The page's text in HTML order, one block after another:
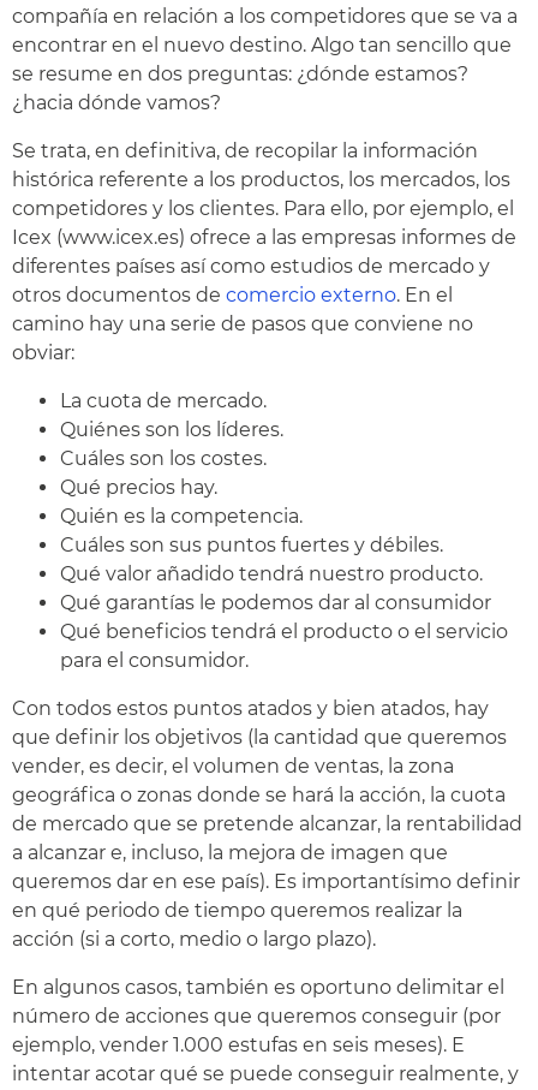
compañía en relación a los competidores que se va a
encontrar en el nuevo destino. Algo tan sencillo que
se resume en dos preguntas: ¿dónde estamos?
¿hacia dónde vamos?
Se trata, en definitiva, de recopilar la información
histórica referente a los productos, los mercados, los
competidores y los clientes. Para ello, por ejemplo, el
Icex (www.icex.es) ofrece a las empresas informes de
diferentes países así como estudios de mercado y
otros documentos de comercio externo. En el
camino hay una serie de pasos que conviene no
obviar:
La cuota de mercado.
Quiénes son los líderes.
Cuáles son los costes.
Qué precios hay.
Quién es la competencia.
Cuáles son sus puntos fuertes y débiles.
Qué valor añadido tendrá nuestro producto.
Qué garantías le podemos dar al consumidor
Qué beneficios tendrá el producto o el servicio
para el consumidor.
Con todos estos puntos atados y bien atados, hay
que definir los objetivos (la cantidad que queremos
vender, es decir, el volumen de ventas, la zona
geográfica o zonas donde se hará la acción, la cuota
de mercado que se pretende alcanzar, la rentabilidad
a alcanzar e, incluso, la mejora de imagen que
queremos dar en ese país). Es importantísimo definir
en qué periodo de tiempo queremos realizar la
acción (si a corto, medio o largo plazo).
En algunos casos, también es oportuno delimitar el
número de acciones que queremos conseguir (por
ejemplo, vender 1.000 estufas en seis meses). E
intentar acotar qué se puede conseguir realmente, y